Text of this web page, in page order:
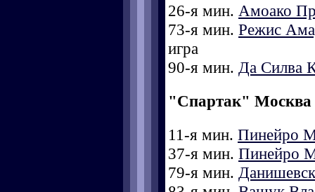
26-я мин. Амоако
73-я мин. Режис
игра
90-я мин. Да Силва
"Спартак" Москва
11-я мин. Пинейро
37-я мин. Пинейро
79-я мин.